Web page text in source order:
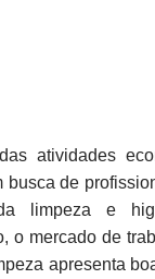
atividades
busca de
limpeza e
o mercado de
apresenta